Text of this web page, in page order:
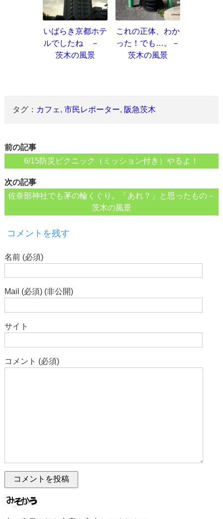
いばらき京都ホテ
ルでしたね －
茨木の風景
これの正体、わか
った！でも…。－
茨木の風景
タグ： カフェ ,市民レポーター, 阪急茨木
前の記事
6/15防災ピクニック（ミッション付き）やるよ！
次の記事
佐奈部神社でも茅の輪くぐり。「あれ？」と思ったもの－
茨木の風景
コメントを残す
名前 (必須)
Mail (必須) (非公開)
サイト
コメント (必須)